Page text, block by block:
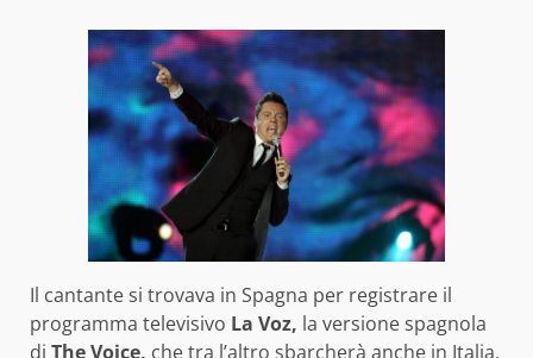
Il cantante si trovava in Spagna per registrare il
programma televisivo La Voz, la versione spagnola
di The Voice, che tra l’altro sbarcherà anche in Italia.